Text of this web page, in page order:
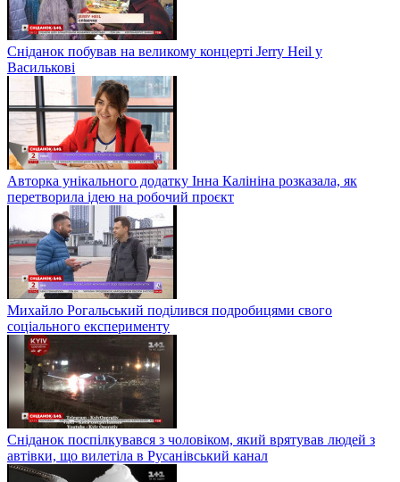
Сніданок побував на великому концерті Jerry Heil у
Василькові
Авторка унікального додатку Інна Калініна розказала, як
перетворила ідею на робочий проєкт
Михайло Рогальський поділився подробицями свого
соціального експерименту
Сніданок поспілкувався з чоловіком, який врятував людей з
автівки, що вилетіла в Русанівський канал